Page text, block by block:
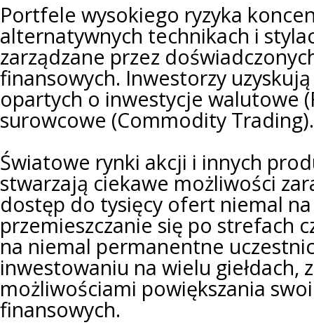
Portfele wysokiego ryzyka
alternatywnych technikach i
zarządzane przez
finansowych. Inwestorzy
opartych o inwestycje walutowe
surowcowe (Commodity
Światowe rynki akcji i innych
stwarzają ciekawe możliwości
dostęp do tysięcy ofert niemal na
przemieszczanie się po strefach
na niemal permanentne
inwestowaniu na wielu giełdach,
możliwościami powiększania
finansowych.